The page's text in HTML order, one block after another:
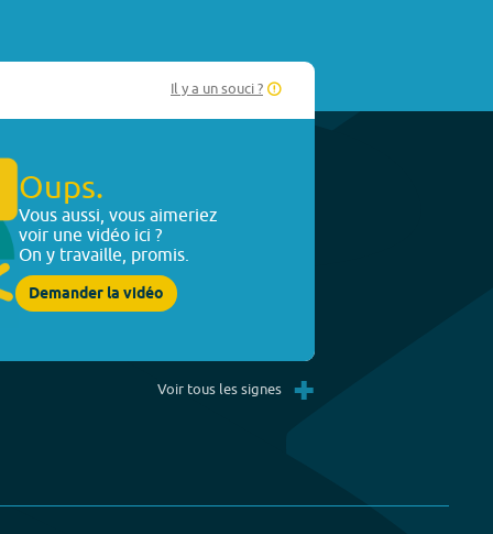
Il y a un souci ?
Oups.
Vous aussi, vous aimeriez
voir une vidéo ici ?
On y travaille, promis.
Demander la vidéo
Voir tous les signes +